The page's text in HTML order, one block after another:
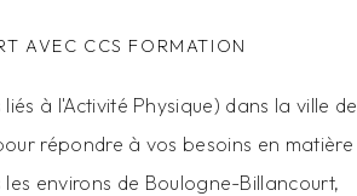
AVEC CCS FORMATION
à l'Activité Physique) dans la ville de
répondre à vos besoins en matière
environs de Boulogne-Billancourt,